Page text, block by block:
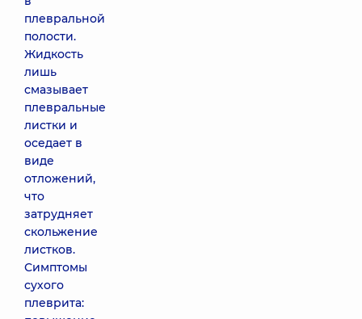
плевральной
полости.
Жидкость
лишь
смазывает
плевральные
листки и
оседает в
виде
отложений,
что
затрудняет
скольжение
листков.
Симптомы
сухого
плеврита: